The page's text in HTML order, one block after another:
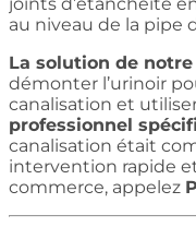
au niveau de la pipe
La solution de notre
démonter l’urinoir
canalisation et
professionnel
canalisation était
intervention rapide
commerce, appelez